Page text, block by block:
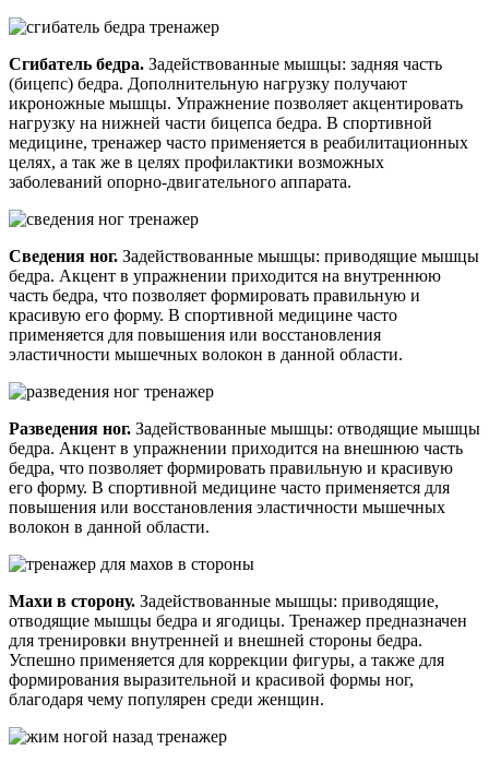
Сгибатель бедра. Задействованные мышцы: задняя часть
(бицепс) бедра. Дополнительную нагрузку получают
икроножные мышцы. Упражнение позволяет акцентировать
нагрузку на нижней части бицепса бедра. В спортивной
медицине, тренажер часто применяется в реабилитационных
целях, а так же в целях профилактики возможных
заболеваний опорно-двигательного аппарата.
Сведения ног. Задействованные мышцы: приводящие мышцы
бедра. Акцент в упражнении приходится на внутреннюю
часть бедра, что позволяет формировать правильную и
красивую его форму. В спортивной медицине часто
применяется для повышения или восстановления
эластичности мышечных волокон в данной области.
Разведения ног. Задействованные мышцы: отводящие мышцы
бедра. Акцент в упражнении приходится на внешнюю часть
бедра, что позволяет формировать правильную и красивую
его форму. В спортивной медицине часто применяется для
повышения или восстановления эластичности мышечных
волокон в данной области.
Махи в сторону. Задействованные мышцы: приводящие,
отводящие мышцы бедра и ягодицы. Тренажер предназначен
для тренировки внутренней и внешней стороны бедра.
Успешно применяется для коррекции фигуры, а также для
формирования выразительной и красивой формы ног,
благодаря чему популярен среди женщин.